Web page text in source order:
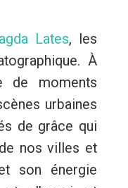
Lates, les
À
de moments
urbaines
de grâce qui
nos villes et
son énergie